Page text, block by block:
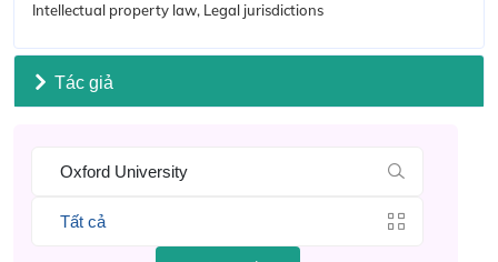
Intellectual property law, Legal jurisdictions
Tác giả